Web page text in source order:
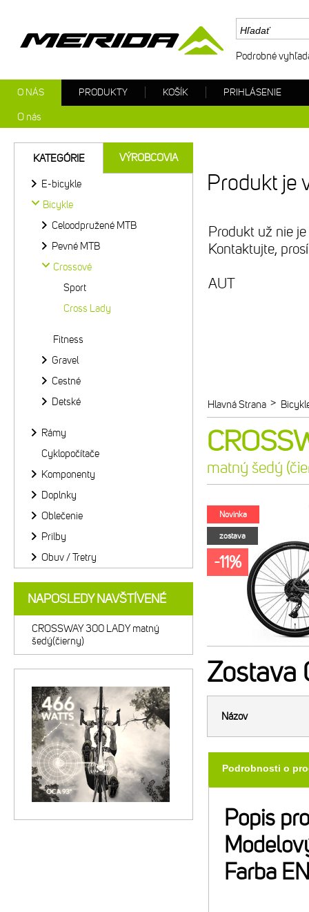
Produkt je
Produkt už nie
Kontaktujte,
AUT
Hlavná Strana >
matný šedý
Novinka
zostava
-11%
Zostava
Názov
Podrobnosti o
Popis
Farba
KATEGÓRIE VÝROBCOVIA
E-bicykle
Bicykle
Celoodpružené MTB
Pevné MTB
Crossové
Sport
Cross Lady
Fitness
Gravel
Cestné
Detské
Rámy
Cyklopočítače
Komponenty
Doplnky
Oblečenie
Prilby
Obuv / Tretry
NAPOSLEDY NAVŠTÍVENÉ
CROSSWAY 300 LADY matný
šedý(čierny)
Podrobné
O NÁS
O nás
PRODUKTY KOŠÍK PRIHLÁSENIE